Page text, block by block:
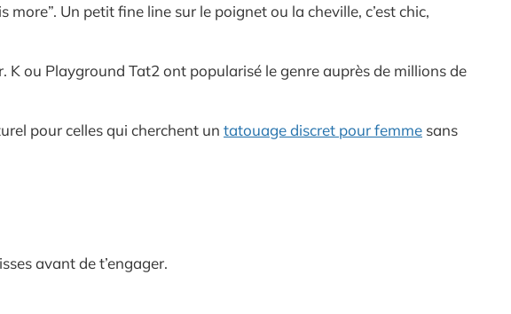
Un petit fine line sur le poignet ou la cheville, c’est chic,
ou Playground Tat2 ont popularisé le genre auprès de millions de
pour celles qui cherchent un tatouage discret pour femme sans
avant de t’engager.